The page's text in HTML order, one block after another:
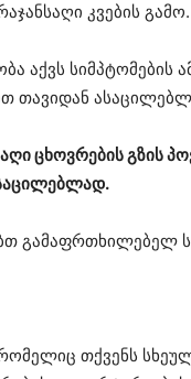
კვების გამო.
აქვს სიმპტომების
თავიდან
ცხოვრების გზის
გამაფრთხილებელ
თქვენს